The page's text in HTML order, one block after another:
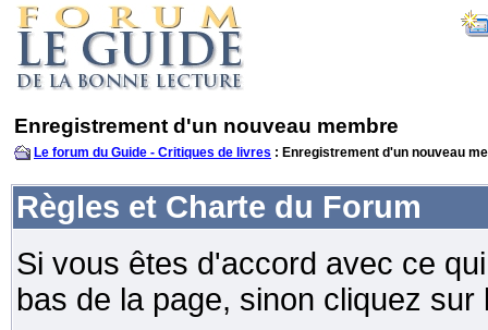
Enregistrement d'un nouveau membre
Le forum du Guide - Critiques de livres : Enregistrement d'un nouveau
Règles et Charte du Forum
Si vous êtes d'accord avec ce
bas de la page, sinon cliquez sur